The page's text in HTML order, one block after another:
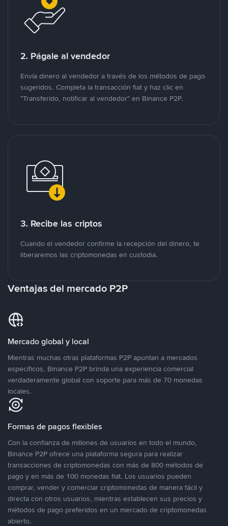
2. Págale al vendedor
Envía dinero al vendedor a través de los métodos de pago
sugeridos. Completa la transacción fiat y haz clic en
"Transferido, notificar al vendedor" en Binance P2P.
3. Recibe las criptos
Cuando el vendedor confirme la recepción del dinero, te
liberaremos las criptomonedas en custodia.
Ventajas del mercado P2P
Mercado global y local
Mientras muchas otras plataformas P2P apuntan a mercados
específicos, Binance P2P brinda una experiencia comercial
verdaderamente global con soporte para más de 70 monedas
locales.
Formas de pagos flexibles
Con la confianza de millones de usuarios en todo el mundo,
Binance P2P ofrece una plataforma segura para realizar
transacciones de criptomonedas con más de 800 métodos de
pago y en más de 100 monedas fiat. Los usuarios pueden
comprar, vender y comerciar criptomonedas de manera fácil y
directa con otros usuarios, mientras establecen sus precios y
métodos de pago preferidos en un mercado de criptomonedas
abierto.